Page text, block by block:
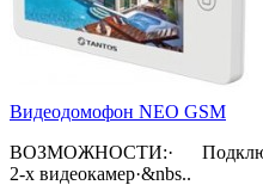
Видеодомофон NEO GSM
ВОЗМОЖНОСТИ:·
2-х видеокамер·&nbs..